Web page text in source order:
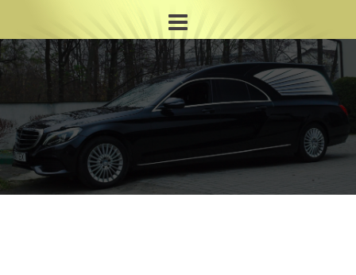
content